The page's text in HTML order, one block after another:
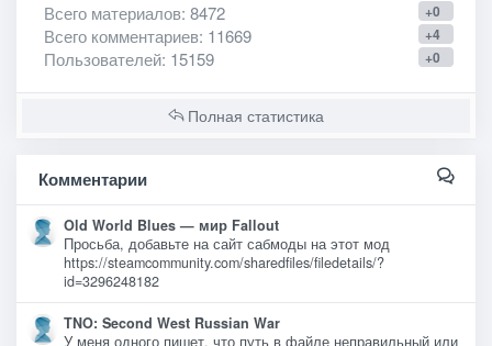
+0
Всего материалов: 8472
+4
Всего комментариев: 11669
+0
Пользователей: 15159
Полная статистика
Комментарии
Old World Blues — мир Fallout
Просьба, добавьте на сайт сабмоды на этот мод
https://steamcommunity.com/sharedfiles/filedetails/?
id=3296248182
TNO: Second West Russian War
У меня одного пишет, что путь в файле неправильный или